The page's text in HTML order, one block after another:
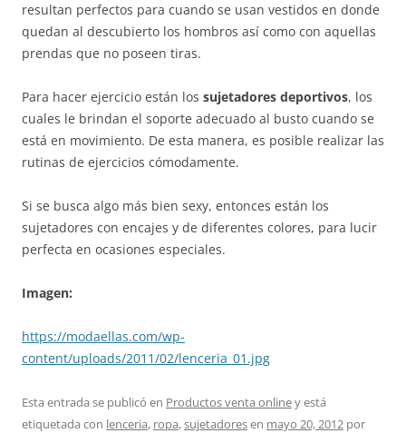
resultan perfectos para cuando se usan vestidos en donde
quedan al descubierto los hombros así como con aquellas
prendas que no poseen tiras.
Para hacer ejercicio están los sujetadores deportivos, los
cuales le brindan el soporte adecuado al busto cuando se
está en movimiento. De esta manera, es posible realizar las
rutinas de ejercicios cómodamente.
Si se busca algo más bien sexy, entonces están los
sujetadores con encajes y de diferentes colores, para lucir
perfecta en ocasiones especiales.
Imagen:
https://modaellas.com/wp-
content/uploads/2011/02/lenceria_01.jpg
Esta entrada se publicó en Productos venta onliney está
etiquetada con lenceria, ropa,sujetadoresen mayo 20, 2012 por